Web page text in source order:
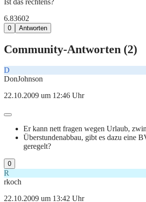
Ist das rechtens?
6.83602
0 Antworten
Community-Antworten (2)
D
DonJohnson
22.10.2009 um 12:46 Uhr
Er kann nett fragen wegen Urlaub,
Überstundenabbau, gibt es dazu eine
geregelt?
0
R
rkoch
22.10.2009 um 13:42 Uhr